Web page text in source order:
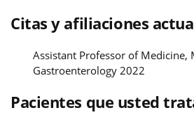
Citas y afiliaciones
Assistant Professor of Medicine,
Gastroenterology 2022
Pacientes que usted